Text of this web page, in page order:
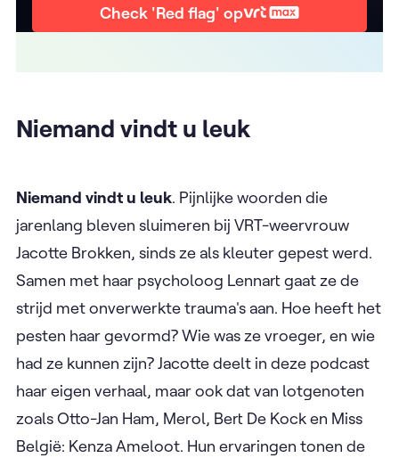
Check 'Red flag' op
Niemand vindt u leuk
Niemand vindt u leuk. Pijnlijke woorden die
jarenlang bleven sluimeren bij VRT-weervrouw
Jacotte Brokken, sinds ze als kleuter gepest werd.
Samen met haar psycholoog Lennart gaat ze de
strijd met onverwerkte trauma's aan. Hoe heeft het
pesten haar gevormd? Wie was ze vroeger, en wie
had ze kunnen zijn? Jacotte deelt in deze podcast
haar eigen verhaal, maar ook dat van lotgenoten
zoals Otto-Jan Ham, Merol, Bert De Kock en Miss
België: Kenza Ameloot. Hun ervaringen tonen de